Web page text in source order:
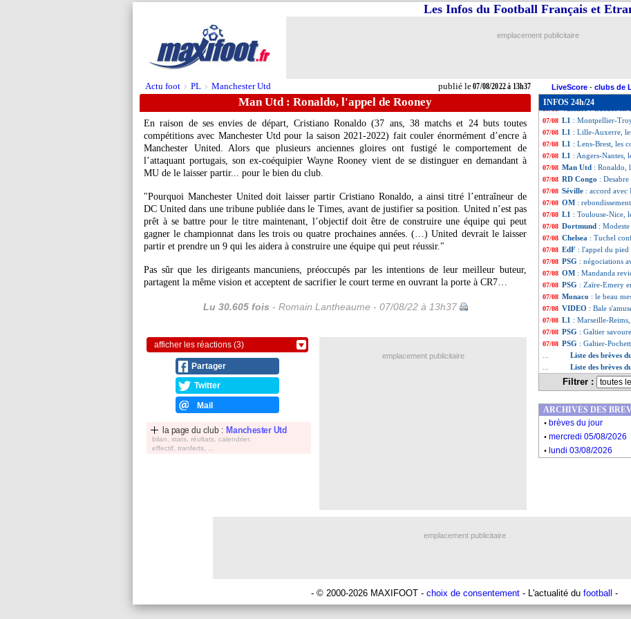
Actu foot > PL > Manchester Utd publié le07/08/2022 à 13h37
Les Infos du Football Français et
emplacement publicitaire
LiveScore - clubs de
Man Utd : Ronaldo, l'appel de Rooney
En raison de ses envies de départ, Cristiano Ronaldo (37 ans, 38 matchs et 24 buts toutes
compétitions avec Manchester Utd pour la saison 2021-2022) fait couler énormément d’encre à
Manchester United. Alors que plusieurs anciennes gloires ont fustigé le comportement de
l’attaquant portugais, son ex-coéquipier Wayne Rooney vient de se distinguer en demandant à
MU de le laisser partir... pour le bien du club.
"Pourquoi Manchester United doit laisser partir Cristiano Ronaldo, a ainsi titré l’entraîneur de
DC United dans une tribune publiée dans le Times, avant de justifier sa position. United n’est pas
prêt à se battre pour le titre maintenant, l’objectif doit être de construire une équipe qui peut
gagner le championnat dans les trois ou quatre prochaines années. (…) United devrait le laisser
partir et prendre un 9 qui les aidera à construire une équipe qui peut réussir."
Pas sûr que les dirigeants mancuniens, préoccupés par les intentions de leur meilleur buteur,
partagent la même vision et acceptent de sacrifier le court terme en ouvrant la porte à CR7…
Lu 30.605 fois - Romain Lantheaume - 07/08/22 à 13h37
afficher les réactions (3)
Partager
Twitter
Mail
la page du club : Manchester Utd
bilan, stats, réultats, calendrier,
effectif, tranferts, ...
INFOS 24h/24
07/08 L1: Lens 3-2 Brest
07/08 L1: Angers 0-0
07/08 Lyon
07/08 L1: Toulouse 1-1
07/08 Hellas: Nice dans le
: Guedes
07/08 L1 : Montpellier-
07/08 L1 : Lille-Auxerre,
07/08 L1 : Lens-Brest, les
07/08 L1 : Angers-Nantes,
07/08 Man Utd : Ronaldo,
07/08 RD Congo :
07/08 Séville : accord
07/08 OM :
07/08 L1 : Toulouse-Nice,
07/08 Dortmund :
07/08 Chelsea : Tuchel
07/08 EdF : l'appel du pied
07/08 PSG : négociations
07/08 OM : Mandanda
07/08 PSG : Zaïre-Emery
07/08 Monaco : le beau
07/08 VIDEO : Bale
07/08 L1 : Marseille-
07/08 PSG : Galtier
07/08 PSG : Galtier-
Liste des brèves
Liste des brèves
Filtrer :
emplacement publicitaire
ARCHIVES DES
. brèves du jour
. mercredi 05/08/2026
. lundi 03/08/2026
emplacement publicitaire
- © 2000-2026 MAXIFOOT - choix de consentement - L'actualité du football -